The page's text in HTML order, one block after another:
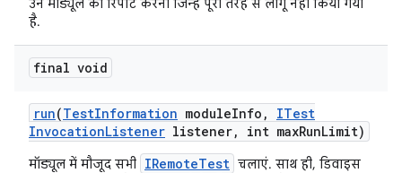
उन मॉड्यूल की रिपोर्ट करना जिन्हें पूरी तरह से लागू नहीं किया गया
है.
final void
run(TestInformation moduleInfo ,
ITest
InvocationListener listener, int maxRunLimit)
मॉड्यूल में मौजूद सभी IRemoteTest चलाएं. साथ ही, डिवाइस